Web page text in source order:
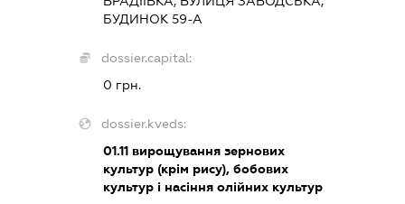
БУДИНОК 59-А
dossier.capital:
0 грн.
dossier.kveds:
01.11 вирощування зернових
культур (крім рису), бобових
культур і насіння олійних культур